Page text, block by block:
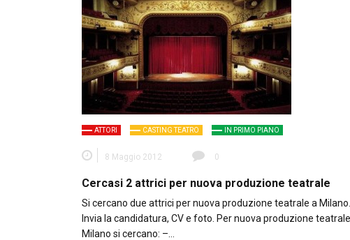
ATTORI CASTING TEATRO IN PRIMO PIANO
8 Maggio 2012 0
Cercasi 2 attrici per nuova produzione teatrale
Si cercano due attrici per nuova produzione teatrale a Milano.
Invia la candidatura, CV e foto. Per nuova produzione
Milano si cercano: –…